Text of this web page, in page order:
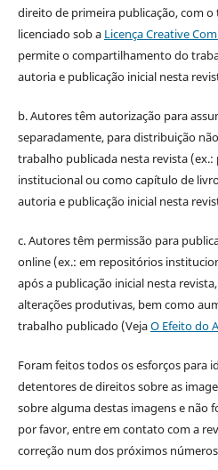
direito de primeira publicação, com
licenciado sob a Licença Creative
permite o compartilhamento do
autoria e publicação inicial nesta
b. Autores têm autorização para
separadamente, para distribuição
trabalho publicada nesta revista
institucional ou como capítulo de
autoria e publicação inicial nesta
c. Autores têm permissão para
online (ex.: em repositórios
após a publicação inicial nesta
alterações produtivas, bem como
trabalho publicado (VejaO Efeito do
Foram feitos todos os esforços para
detentores de direitos sobre as
sobre alguma destas imagens e não
por favor, entre em contato com a
correção num dos próximos